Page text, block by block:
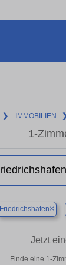
❯ IMMOBILIEN
1-
Friedrichshafen×
Jetzt
Finde eine 1-